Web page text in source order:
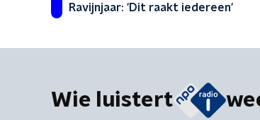
Ravijnjaar: 'Dit raakt iedereen'
Wie luistert